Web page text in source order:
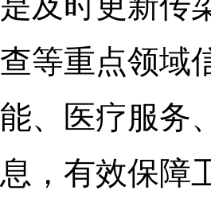
查等重点领域
能、医疗服务
息，有效保障